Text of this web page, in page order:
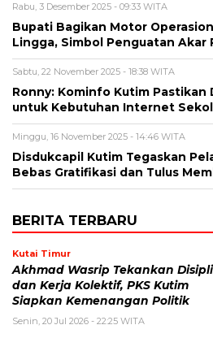
Rabu, 3 Desember 2025 - 09:33 WITA
Bupati Bagikan Motor
Lingga, Simbol Penguatan Akar
Sabtu, 22 November 2025 - 18:38 WITA
Ronny: Kominfo Kutim Pastikan
untuk Kebutuhan Internet
Minggu, 16 November 2025 - 14:46 WITA
Disdukcapil Kutim Tegaskan
Bebas Gratifikasi dan Tulus
BERITA TERBARU
Kutai Timur
Akhmad Wasrip Tekankan
dan Kerja Kolektif, PKS Kutim
Siapkan Kemenangan Politik
Senin, 20 Jul 2026 - 22:25 WITA